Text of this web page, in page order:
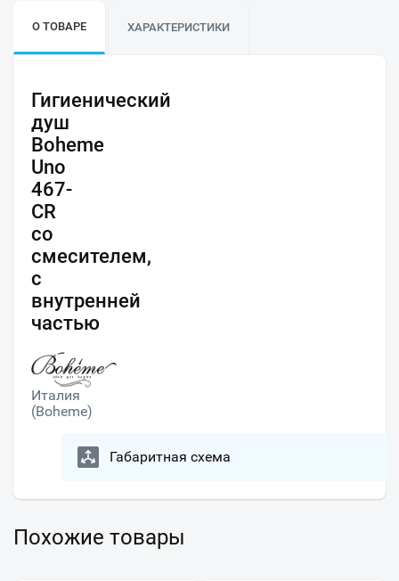
О ТОВАРЕ ХАРАКТЕРИСТИКИ
Гигиенический
душ
Boheme
Uno
467-
CR
со
смесителем,
с
внутренней
частью
Италия
(Boheme)
Габаритная схема
Похожие товары